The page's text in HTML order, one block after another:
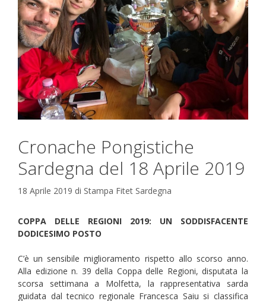
Cronache Pongistiche
Sardegna del 18 Aprile 2019
18 Aprile 2019 di Stampa Fitet Sardegna
COPPA DELLE REGIONI 2019: UN SODDISFACENTE
DODICESIMO POSTO
C’è un sensibile miglioramento rispetto allo scorso anno.
Alla edizione n. 39 della Coppa delle Regioni, disputata la
scorsa settimana a Molfetta, la rappresentativa sarda
guidata dal tecnico regionale Francesca Saiu si classifica